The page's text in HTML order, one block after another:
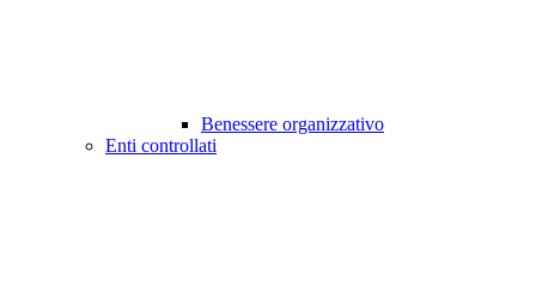
Benessere organizzativo
Enti controllati